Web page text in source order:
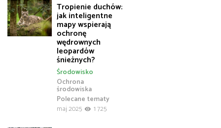
Tropienie duchów:
jak inteligentne
mapy wspierają
ochronę
wędrownych
leopardów
śnieżnych?
Ochrona
środowiska
Polecane tematy
Środowisko
maj 2025 1 725